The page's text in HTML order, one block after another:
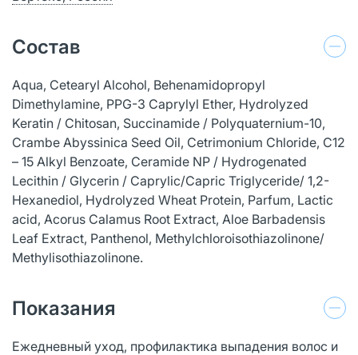
Состав
Aqua, Cetearyl Alcohol, Behenamidopropyl
Dimethylamine, PPG-3 Caprylyl Ether, Hydrolyzed
Keratin / Chitosan, Succinamide / Polyquaternium-10,
Crambe Abyssinica Seed Oil, Cetrimonium Chloride, С12
– 15 Alkyl Benzoate, Ceramide NP / Hydrogenated
Lecithin / Glycerin / Caprylic/Capric Triglyceride/ 1,2-
Hexanediol, Hydrolyzed Wheat Protein, Parfum, Lactic
acid, Acorus Calamus Root Extract, Aloe Barbadensis
Leaf Extract, Panthenol, Methylchloroisothiazolinone/
Methylisothiazolinone.
Показания
Ежедневный уход, профилактика выпадения волос и